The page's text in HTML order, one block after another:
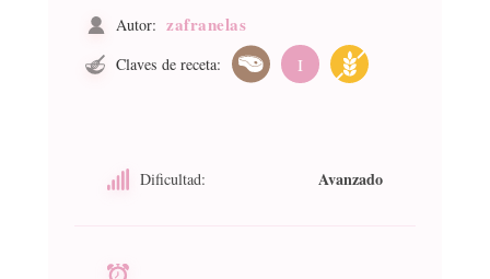
Autor: zafranelas
Claves de receta: I
Dificultad: Avanzado